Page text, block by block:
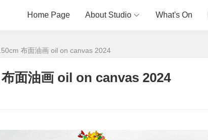
Home Page
About Studio What's On
布面油画 oil on canvas 2024
面油画 oil on canvas 2024